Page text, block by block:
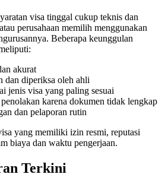
visa tinggal cukup teknis dan
perusahaan memilih menggunakan
Beberapa keunggulan
akurat
dan diperiksa oleh ahli
jenis visa yang paling sesuai
karena dokumen tidak lengkap
dan pelaporan rutin
yang memiliki izin resmi, reputasi
biaya dan waktu pengerjaan.
Terkini